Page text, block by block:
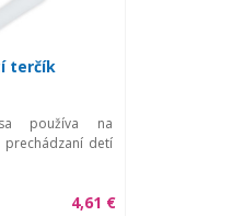
terčík
používa na
detí
4,61 €